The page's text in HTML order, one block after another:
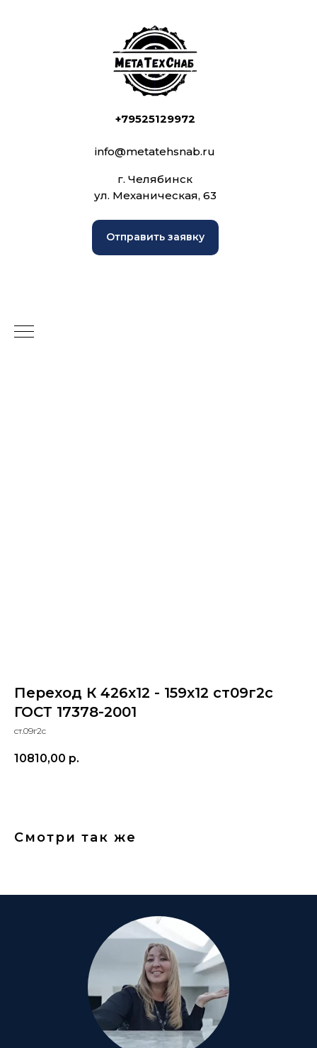
+79525129972
info@metatehsnab.ru
г. Челябинск
ул. Механическая, 63
Отправить заявку
Переход К 426x12 - 159x12 ст09г2с
ГОСТ 17378-2001
ст.09г2с
10810,00 р.
Смотри так же